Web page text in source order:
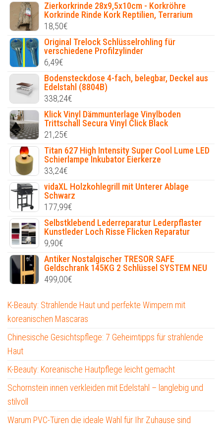
Zierkorkrinde 28x9,5x10cm - Korkröhre
Korkrinde Rinde Kork Reptilien, Terrarium
18,50€
Original Trelock Schlüsselrohling für
verschiedene Profilzylinder
6,49€
Bodensteckdose 4-fach, belegbar, Deckel aus
Edelstahl (8804B)
338,24€
Klick Vinyl Dämmunterlage Vinylboden
Trittschall Secura Vinyl Click Black
21,25€
Titan 627 High Intensity Super Cool Lume LED
Schierlampe Inkubator Eierkerze
33,24€
vidaXL Holzkohlegrill mit Unterer Ablage
Schwarz
177,99€
Selbstklebend Lederreparatur Lederpflaster
Kunstleder Loch Risse Flicken Reparatur
9,90€
Antiker Nostalgischer TRESOR SAFE
Geldschrank 145KG 2 Schlüssel SYSTEM NEU
499,00€
K-Beauty: Strahlende Haut und perfekte Wimpern mit
koreanischen Mascaras
Chinesische Gesichtspflege: 7 Geheimtipps für strahlende
Haut
K-Beauty: Koreanische Hautpflege leicht gemacht
Schornstein innen verkleiden mit Edelstahl – langlebig und
stilvoll
Warum PVC-Türen die ideale Wahl für Ihr Zuhause sind